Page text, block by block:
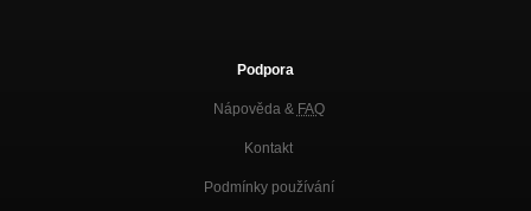
Podpora
Nápověda & FAQ
Kontakt
Podmínky používání